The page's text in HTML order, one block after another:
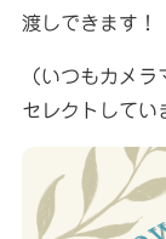
渡しできます！
（いつもカメ
セレクトしてい